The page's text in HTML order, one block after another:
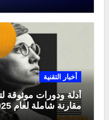
أخبار التقنية
أدلة ودورات موثوقة
مقارنة شاملة لعام 2025